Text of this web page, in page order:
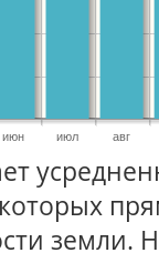
июн июл авг
земли.